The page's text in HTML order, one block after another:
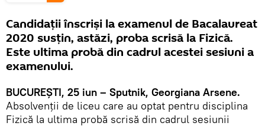
Candidații înscriși la examenul de Bacalaureat
2020 susțin, astăzi, proba scrisă la Fizică.
Este ultima probă din cadrul acestei sesiuni a
examenului.
BUCUREȘTI, 25 iun – Sputnik, Georgiana Arsene.
Absolvenții de liceu care au optat pentru disciplina
Fizică la ultima probă scrisă din cadrul sesiunii